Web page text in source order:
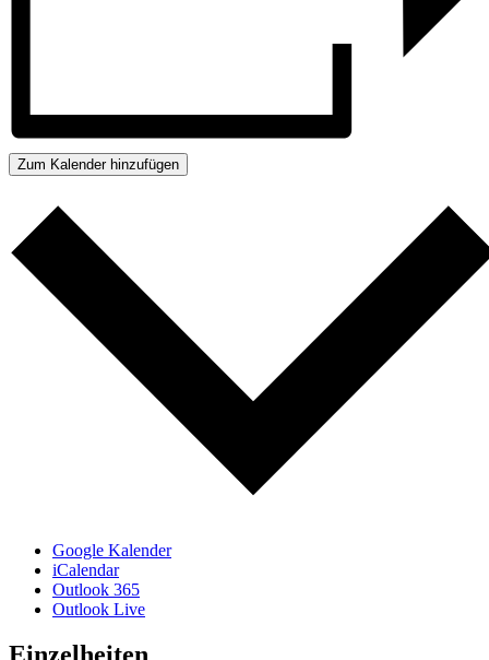
Zum Kalender hinzufügen
Google Kalender
iCalendar
Outlook 365
Outlook Live